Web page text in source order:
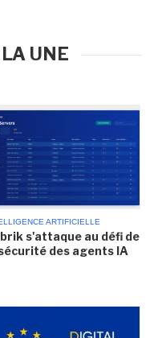
UNE
ARTIFICIELLE
s'attaque au défi de
des agents IA